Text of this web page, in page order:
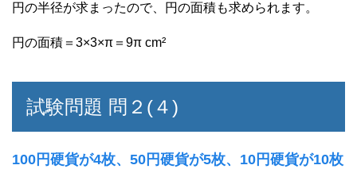
円の半径が求まったので、円の面積も求められます。
円の面積＝3×3×π＝9π cm²
試験問題 問２(４)
100円硬貨が4枚、50円硬貨が5枚、10円硬貨が10枚